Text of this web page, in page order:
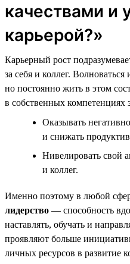
качествами и
карьерой?»
Карьерный рост
за себя и коллег.
но постоянно жить в этом
в собственных компетенциях
Оказывать
и снижать
Нивелировать свой
и коллег.
Именно поэтому в любой
лидерство — способность
наставлять, обучать и
проявляют больше
личных ресурсов в развитие